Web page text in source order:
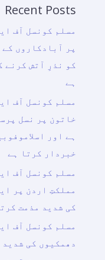
تعاون
بڑھانے
ملاقات
Recent Posts
مسلم کونسل آف
پر آبادکاروں
کو نذرِ آتش کرنے
ہے
مسلم کونسل آف
خاتون پر نسل
ہے اور
خبردار کرتا ہے
مسلم کونسل آف
مملکتِ اردن پر
کی شدید مذمت
مسلم کونسل آف
دھمکیوں کی